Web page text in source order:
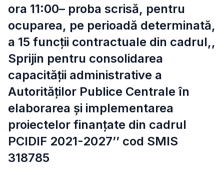
ora 11:00– proba scrisă, pentru
ocuparea, pe perioadă determinată,
a 15 funcții contractuale din cadrul,,
Sprijin pentru consolidarea
capacității administrative a
Autorităților Publice Centrale în
elaborarea și implementarea
proiectelor finanțate din cadrul
PCIDIF 2021-2027’’ cod SMIS
318785